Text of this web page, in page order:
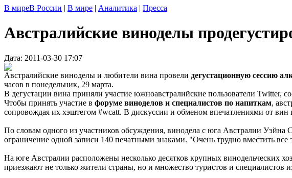
В миреВ России | В мире | Аналитика | Пресса
Австралийские виноделы
Дата: 2011-03-30 17:07
Австралийские виноделы и любители вина провели дегустационную сессию
часов в понедельник, 29 марта.
В дегустации вина приняли участие южноавстралийские пользователи Twitter,
Чтобы принять участие в форуме виноделов и специалистов по напиткам,
сопровождая их хэштегом #wcatt. В дискуссии и обменом впечатлениями от вин
По словам одного из участников обсуждения, винодела с юга Австралии Уэйна
ограничение одной записи 140 печатными знаками. "Очень трудно вместить
На юге Австралии расположены несколько десятков крупных винодельческих
приезжают не только жители страны, но и множество туристов и специалистов